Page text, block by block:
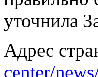
уточнила
Адрес
center/